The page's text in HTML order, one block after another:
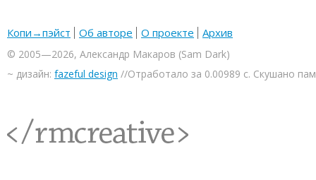
Копи→пэйст Об авторе О проекте Архив
© 2005—2026, Александр Макаров (Sam Dark)
~ дизайн: fazeful design //Отработало за 0.00989 с. Скушано
<rmcreative/>